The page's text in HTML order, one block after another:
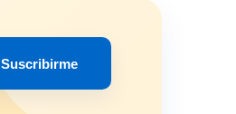
Suscribirme